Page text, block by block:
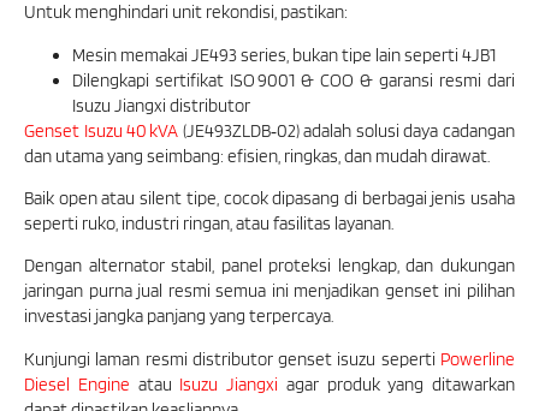
Untuk menghindari unit rekondisi, pastikan:
Mesin memakai JE493 series, bukan tipe lain seperti 4JB1
Dilengkapi sertifikat ISO 9001 & COO & garansi resmi dari
Isuzu Jiangxi distributor
Genset Isuzu 40 kVA (JE493ZLDB‑02) adalah solusi daya cadangan
dan utama yang seimbang: efisien, ringkas, dan mudah dirawat.
Baik open atau silent tipe, cocok dipasang di berbagai jenis usaha
seperti ruko, industri ringan, atau fasilitas layanan.
Dengan alternator stabil, panel proteksi lengkap, dan dukungan
jaringan purna jual resmi semua ini menjadikan genset ini pilihan
investasi jangka panjang yang terpercaya.
Kunjungi laman resmi distributor genset isuzu seperti Powerline
Diesel Engine atau Isuzu Jiangxi agar produk yang ditawarkan